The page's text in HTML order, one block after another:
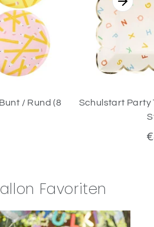
/ Rund (8
Schulstart Party
Favoriten